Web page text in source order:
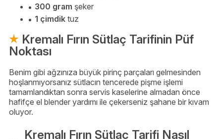
300 gram şeker
1 çimdik tuz
Kremalı Fırın Sütlaç Tarifinin Püf
Noktası
Benim gibi ağzınıza büyük pirinç parçaları gelmesinden
hoşlanmıyorsanız sütlacın tencerede pişme işlemi
tamamlandıktan sonra servis kaselerine almadan önce
hafifçe el blender yardımı ile çekerseniz şahane bir kıvam
oluyor.
Kremalı Fırın Sütlaç Tarifi Nasıl